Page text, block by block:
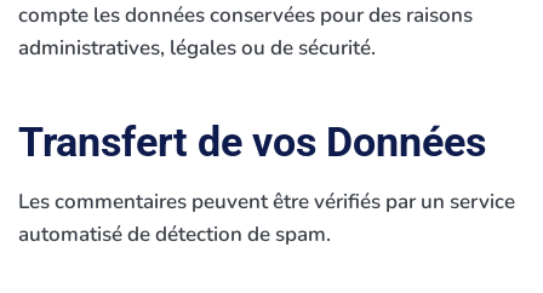
compte les données conservées pour des raisons
administratives, légales ou de sécurité.
Transfert de vos Données
Les commentaires peuvent être vérifiés par un service
automatisé de détection de spam.